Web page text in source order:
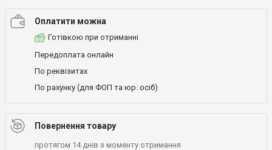
Оплатити можна
Готівкою при отриманні
Передоплата онлайн
По реквізитах
По рахунку (для ФОП та юр. осіб)
Повернення товару
протягом 14 днів з моменту отримання